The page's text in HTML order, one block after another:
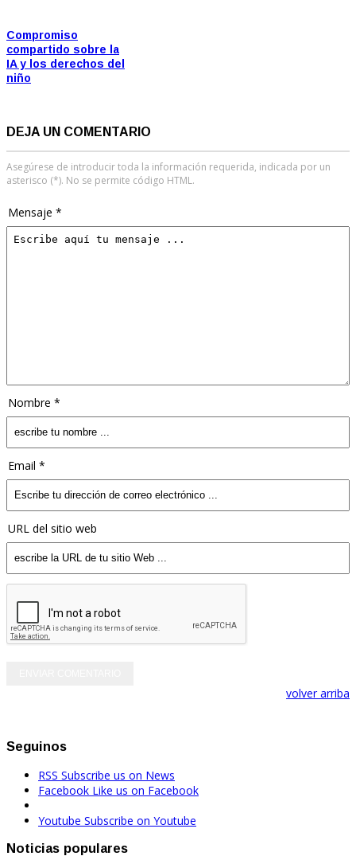
Compromiso
compartido sobre la
IA y los derechos del
niño
DEJA UN COMENTARIO
Asegúrese de introducir toda la información requerida, indicada por un
asterisco (*). No se permite código HTML.
Mensaje *
Nombre *
Email *
URL del sitio web
volver arriba
Seguinos
RSS Subscribe us on News
Facebook Like us on Facebook
Youtube Subscribe on Youtube
Noticias populares